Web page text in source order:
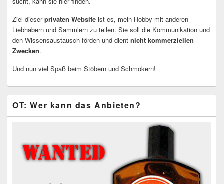
Ziel dieserprivaten Website ist es, mein Hobby mit anderen
Liebhabern und Sammlern zu teilen. Sie soll die Kommunikation und
den Wissensaustausch förden und dient nicht kommerziellen
Zwecken.
Und nun viel Spaß beim Stöbern und Schmökern!
OT: Wer kann das Anbieten?